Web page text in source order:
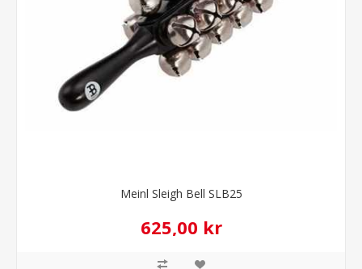
Meinl Sleigh Bell SLB25
625,00 kr